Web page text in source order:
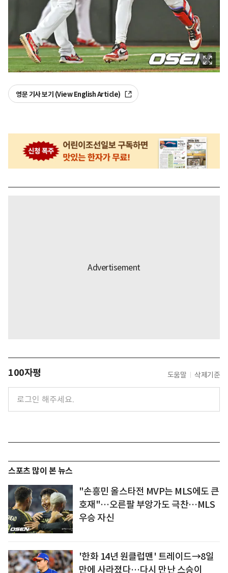
영문 기사 보기 (View English Article)
100자평 도움말 삭제기준
스포츠 많이 본 뉴스
"손흥민 올스타전 MVP는 MLS에도 큰
호재"…오른팔 부앙가도 극찬…MLS
우승 자신
'한화 14년 원클럽맨' 트레이드→8일
만에 사라졌다…다시 만난 스승이